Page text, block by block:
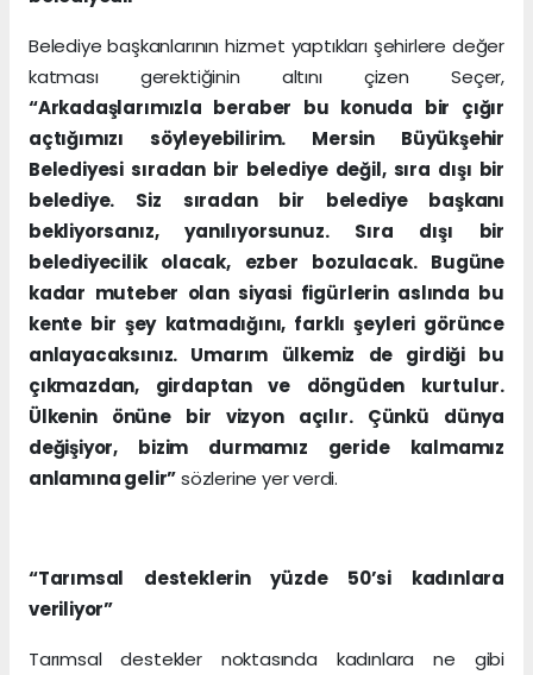
Belediye başkanlarının hizmet yaptıkları şehirlere değer
katması gerektiğinin altını çizen Seçer,
“Arkadaşlarımızla beraber bu konuda bir çığır
açtığımızı söyleyebilirim. Mersin Büyükşehir
Belediyesi sıradan bir belediye değil, sıra dışı bir
belediye. Siz sıradan bir belediye başkanı
bekliyorsanız, yanılıyorsunuz. Sıra dışı bir
belediyecilik olacak, ezber bozulacak. Bugüne
kadar muteber olan siyasi figürlerin aslında bu
kente bir şey katmadığını, farklı şeyleri görünce
anlayacaksınız. Umarım ülkemiz de girdiği bu
çıkmazdan, girdaptan ve döngüden kurtulur.
Ülkenin önüne bir vizyon açılır. Çünkü dünya
değişiyor, bizim durmamız geride kalmamız
anlamına gelir”sözlerine yer verdi.
“Tarımsal desteklerin yüzde 50’si kadınlara
veriliyor”
Tarımsal destekler noktasında kadınlara ne gibi